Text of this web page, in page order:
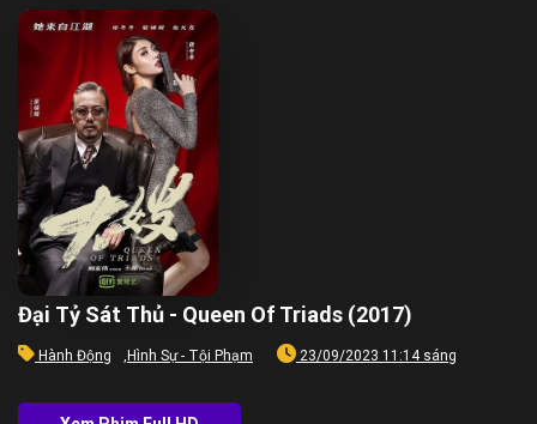
Đại Tỷ Sát Thủ - Queen Of Triads (2017)
Hành Động , Hình Sự - Tội Phạm 23/09/2023 11:14 sáng